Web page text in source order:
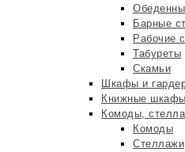
Барные
Рабочие
Табуреты
Скамьи
Шкафы и
Книжные
Комоды,
Комоды
Стеллажи